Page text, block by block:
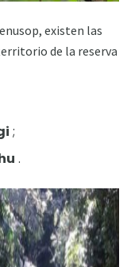
existen las
de la reserva
;
.